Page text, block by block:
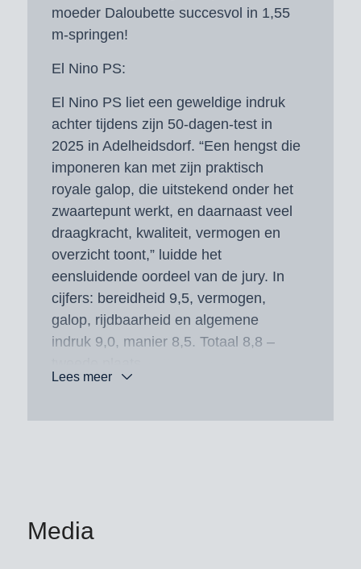
moeder Daloubette succesvol in 1,55
m-springen!
El Nino PS:
El Nino PS liet een geweldige indruk
achter tijdens zijn 50-dagen-test in
2025 in Adelheidsdorf. “Een hengst die
imponeren kan met zijn praktisch
royale galop, die uitstekend onder het
zwaartepunt werkt, en daarnaast veel
draagkracht, kwaliteit, vermogen en
overzicht toont,” luidde het
eensluidende oordeel van de jury. In
cijfers: bereidheid 9,5, vermogen,
galop, rijdbaarheid en algemene
indruk 9,0, manier 8,5. Totaal 8,8 –
onder het zadel van Julie de
Pelsmaeker (BEL). Zij bracht al de
Lees meer
Media